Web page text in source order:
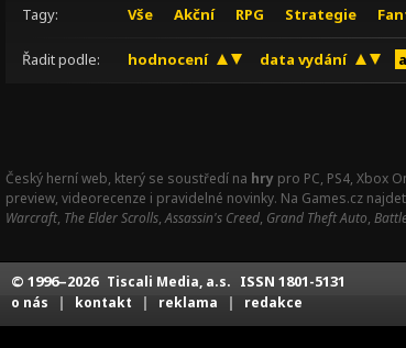
Tagy: Vše Akční RPG Strategie
Řadit podle: hodnocení data vydání
Český herní web, který se soustředí na hry pro PC, PS4, Xbox
preview, videorecenze i pravidelné novinky. Na Games.cz
Warcraft, The Elder Scrolls,Assassin's Creed, Grand Theft Auto,
© 1996–2026 Tiscali Media, a.s. ISSN 1801-5131
o nás | kontakt | reklama | redakce